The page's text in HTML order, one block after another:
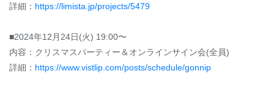
詳細： https://limista.jp/projects/5479
■2024年12月24日(火) 19:00〜
内容：クリスマスパーティー＆オンラインサイン会(全員)
詳細： https://www.vistlip.com/posts/schedule/gonnip